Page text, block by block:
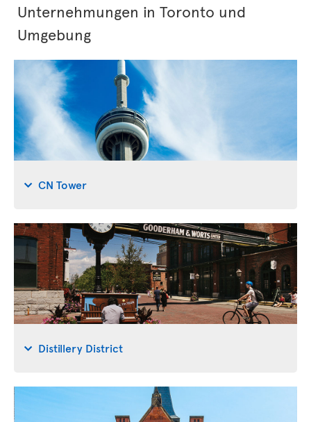
Unternehmungen in Toronto und
Umgebung
CN Tower
Distillery District